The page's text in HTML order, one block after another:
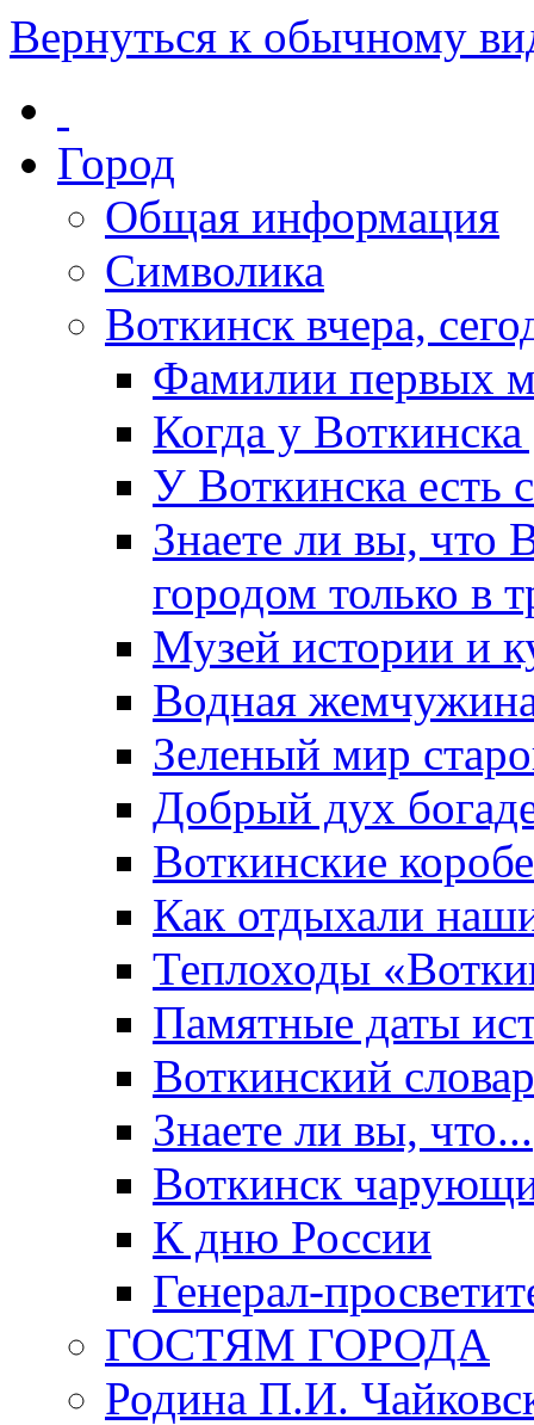
Вернуться к обычному
Город
Общая информация
Символика
Воткинск вчера,
Фамилии первых
Когда у
У Воткинска есть
Знаете ли вы, что
городом только в
Музей истории и
Водная
Зеленый мир
Добрый дух
Воткинские
Как отдыхали
Теплоходы
Памятные даты
Воткинский
Знаете ли вы, что...
Воткинск
К дню России
Генерал-
ГОСТЯМ ГОРОДА
Родина П.И.